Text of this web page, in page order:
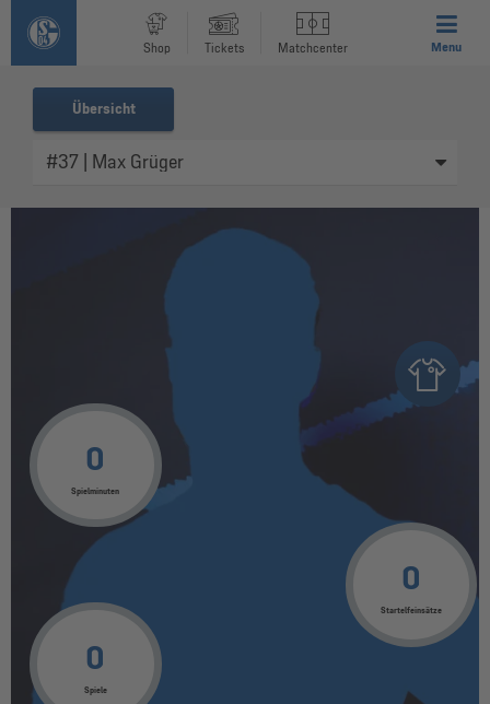
Shop Tickets Matchcenter Menu
Übersicht
0
Spielminuten
0
Spiele
0
Startelfeinsätze